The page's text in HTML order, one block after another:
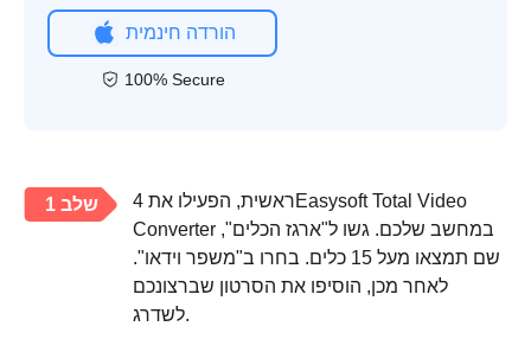
הורדה חינמית
100% Secure
שלב 1
ראשית, הפעילו את 4Easysoft Total Video
Converter במחשב שלכם. גשו ל"ארגז הכלים",
שם תמצאו מעל 15 כלים. בחרו ב"משפר וידאו".
לאחר מכן, הוסיפו את הסרטון שברצונכם
לשדרג.